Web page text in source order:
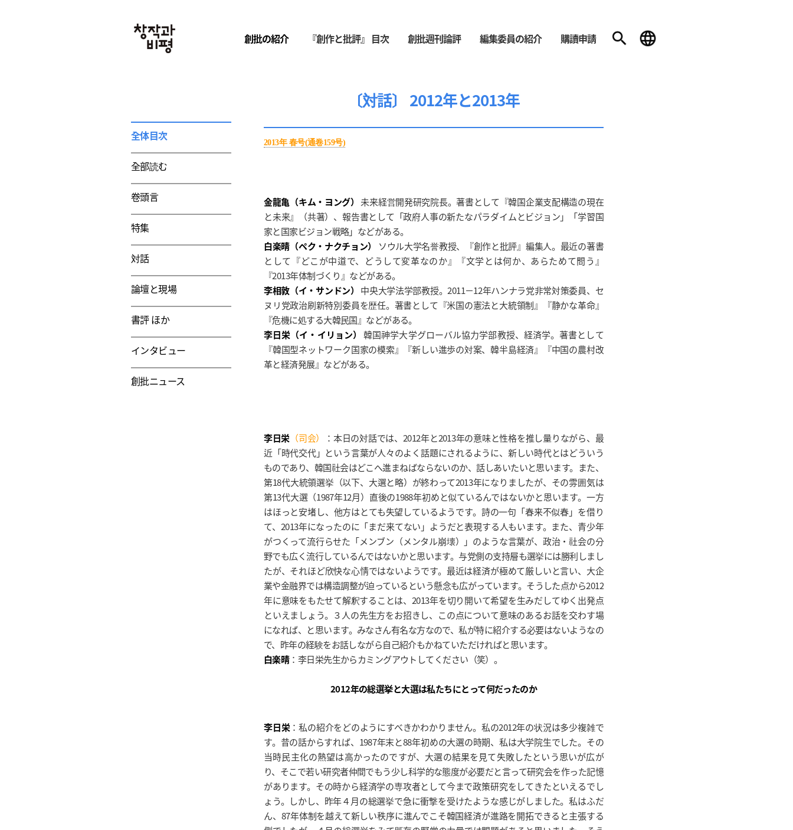
創批の紹介 『創作と批評』 目次 創批週刊論評 編集委員の紹介 購讀申請
〔対話〕 2012年と2013年
2013年 春号(通卷159号)
金龍亀（キム・ヨング） 未来経営開発研究院長。著書として『韓国企業支配構造の現在
と未来』（共著）、報告書として「政府人事の新たなパラダイムとビジョン」「学習国
家と国家ビジョン戦略」などがある。
白楽晴（ペク・ナクチョン）
ソウル大学名誉教授、『創作と批評』編集人。最近の著書
として『どこが中道で、どうして変革なのか』『文学とは何か、あらためて問う』
『2013年体制づくり』などがある。
李相敦（イ・サンドン） 中央大学法学部教授。2011－12年ハンナラ党非常対策委員、セ
ヌリ党政治刷新特別委員を歴任。著書として『米国の憲法と大統領制』『静かな革命』
『危機に処する大韓民国』などがある。
李日栄（イ・イリョン）韓国神学大学グローバル協力学部教授、経済学。著書として
『韓国型ネットワーク国家の模索』『新しい進歩の対案、韓半島経済』『中国の農村改
革と経済発展』などがある。
李日栄 （司会）
：本日の対話では、2012年と2013年の意味と性格を推し量りながら、最
近「時代交代」という言葉が人々のよく話題にされるように、新しい時代とはどういう
ものであり、韓国社会はどこへ進まねばならないのか、話しあいたいと思います。また、
第18代大統領選挙（以下、大選と略）が終わって2013年になりましたが、その雰囲気は
第13代大選（1987年12月）直後の1988年初めと似ているんではないかと思います。一方
はほっと安堵し、他方はとても失望しているようです。詩の一句「春来不似春」を借り
て、2013年になったのに「まだ来てない」ようだと表現する人もいます。また、青少年
がつくって流行らせた「メンブン（メンタル崩壊）」のような言葉が、政治・社会の分
野でも広く流行しているんではないかと思います。与党側の支持層も選挙には勝利しまし
たが、それほど欣快な心情ではないようです。最近は経済が極めて厳しいと言い、大企
業や金融界では構造調整が迫っているという懸念も広がっています。そうした点から2012
年に意味をもたせて解釈することは、2013年を切り開いて希望を生みだしてゆく出発点
といえましょう。３人の先生方をお招きし、この点について意味のあるお話を交わす場
になれば、と思います。みなさん有名な方なので、私が特に紹介する必要はないようなの
で、昨年の経験をお話しながら自己紹介もかねていただければと思います。
白楽晴：李日栄先生からカミングアウトしてください（笑）。
2012年の総選挙と大選は私たちにとって何だったのか
李日栄 ：私の紹介をどのようにすべきかわかりません。私の2012年の状況は多少複雑で
す。昔の話からすれば、1987年末と88年初めの大選の時期、私は大学院生でした。その
当時民主化の熱望は高かったのですが、大選の結果を見て失敗したという思いが広が
り、そこで若い研究者仲間でもう少し科学的な態度が必要だと言って研究会を作った記憶
があります。その時から経済学の専攻者として今まで政策研究をしてきたといえるでし
ょう。しかし、昨年４月の総選挙で急に衝撃を受けたような感じがしました。私はふだ
ん、87年体制を越えて新しい秩序に進んでこそ韓国経済が進路を開拓できると主張する
全体目次
全部読む
卷頭言
特集
対話
論壇と現場
書評 ほか
インタビュー
創批ニュース